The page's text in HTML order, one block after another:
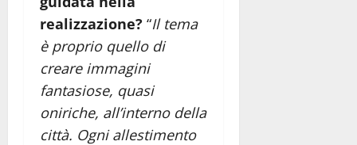
realizzazione? “Il tema
è proprio quello di
creare immagini
fantasiose, quasi
oniriche, all’interno della
città. Ogni allestimento